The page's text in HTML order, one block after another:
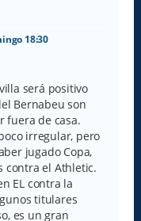
18:30
será positivo
Bernabeu son
fuera de casa.
irregular, pero
jugado Copa,
contra el Athletic.
EL contra la
titulares
es un gran